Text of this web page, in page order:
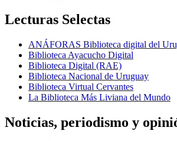
Lecturas Selectas
ANÁFORAS Biblioteca digital del
Biblioteca Ayacucho Digital
Biblioteca Digital (RAE)
Biblioteca Nacional de Uruguay
Biblioteca Virtual Cervantes
La Biblioteca Más Liviana del Mundo
Noticias, periodismo y